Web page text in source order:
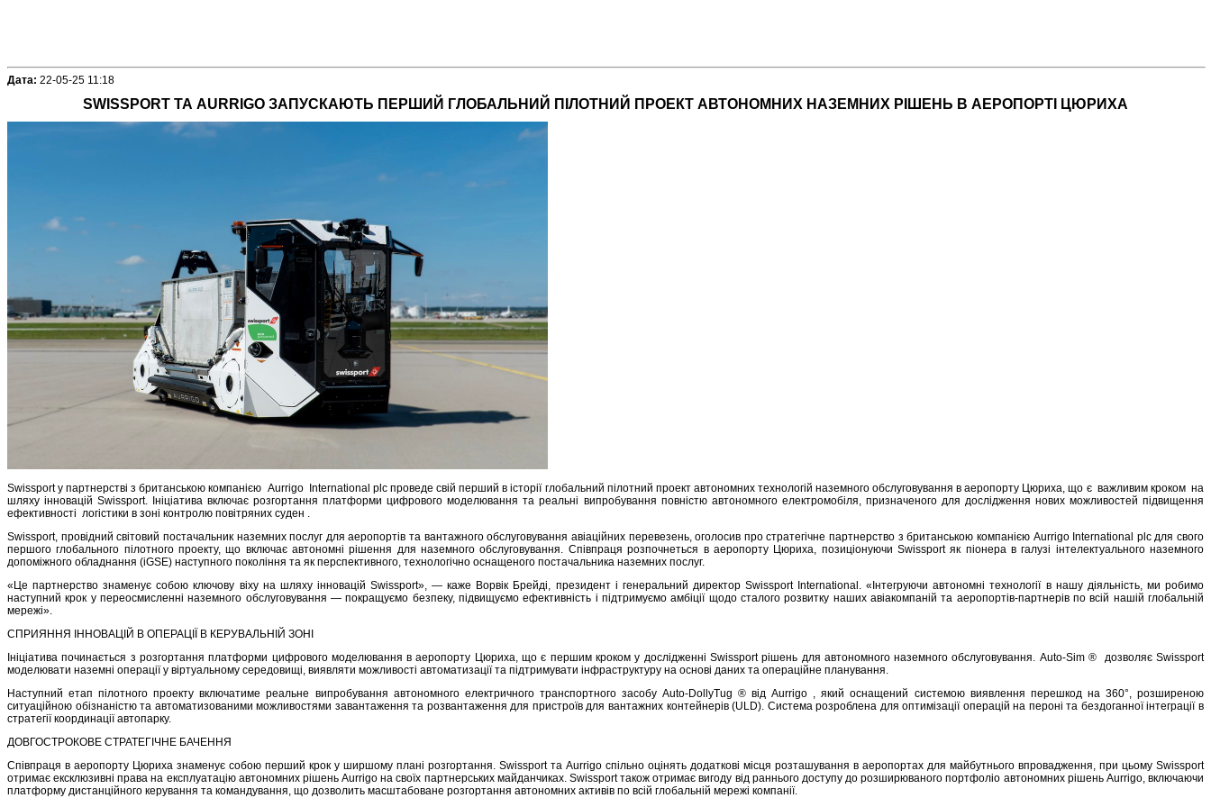
Дата: 22-05-25 11:18
SWISSPORT ТА AURRIGO ЗАПУСКАЮТЬ ПЕРШИЙ ГЛОБАЛЬНИЙ ПІЛОТНИЙ ПРОЕКТ АВТОНОМНИХ НАЗЕМНИХ РІШЕНЬ В АЕРОПОРТІ ЦЮРИХА
Swissport у партнерстві з британською компанією Aurrigo International plc проведе свій перший в історії глобальний пілотний проект автономних технологій наземного обслуговування в аеропорту Цюриха, що є важливим кроком на
шляху інновацій Swissport. Ініціатива включає розгортання платформи цифрового моделювання та реальні випробування повністю автономного електромобіля, призначеного для дослідження нових можливостей підвищення
ефективності логістики в зоні контролю повітряних суден .
Swissport, провідний світовий постачальник наземних послуг для аеропортів та вантажного обслуговування авіаційних перевезень, оголосив про стратегічне партнерство з британською компанією Aurrigo International plc для свого
першого глобального пілотного проекту, що включає автономні рішення для наземного обслуговування. Співпраця розпочнеться в аеропорту Цюриха, позиціонуючи Swissport як піонера в галузі інтелектуального наземного
допоміжного обладнання (iGSE) наступного покоління та як перспективного, технологічно оснащеного постачальника наземних послуг.
«Це партнерство знаменує собою ключову віху на шляху інновацій Swissport», — каже Ворвік Брейді, президент і генеральний директор Swissport International. «Інтегруючи автономні технології в нашу діяльність, ми робимо
наступний крок у переосмисленні наземного обслуговування — покращуємо безпеку, підвищуємо ефективність і підтримуємо амбіції щодо сталого розвитку наших авіакомпаній та аеропортів-партнерів по всій нашій глобальній
мережі».
СПРИЯННЯ ІННОВАЦІЙ В ОПЕРАЦІЇ В КЕРУВАЛЬНІЙ ЗОНІ
Ініціатива починається з розгортання платформи цифрового моделювання в аеропорту Цюриха, що є першим кроком у дослідженні Swissport рішень для автономного наземного обслуговування. Auto-Sim ® дозволяє Swissport
моделювати наземні операції у віртуальному середовищі, виявляти можливості автоматизації та підтримувати інфраструктуру на основі даних та операційне планування.
Наступний етап пілотного проекту включатиме реальне випробування автономного електричного транспортного засобу Auto-DollyTug ® від Aurrigo , який оснащений системою виявлення перешкод на 360°, розширеною
ситуаційною обізнаністю та автоматизованими можливостями завантаження та розвантаження для пристроїв для вантажних контейнерів (ULD). Система розроблена для оптимізації операцій на пероні та бездоганної інтеграції в
стратегії координації автопарку.
ДОВГОСТРОКОВЕ СТРАТЕГІЧНЕ БАЧЕННЯ
Співпраця в аеропорту Цюриха знаменує собою перший крок у ширшому плані розгортання. Swissport та Aurrigo спільно оцінять додаткові місця розташування в аеропортах для майбутнього впровадження, при цьому Swissport
отримає ексклюзивні права на експлуатацію автономних рішень Aurrigo на своїх партнерських майданчиках. Swissport також отримає вигоду від раннього доступу до розширюваного портфоліо автономних рішень Aurrigo, включаючи
платформу дистанційного керування та командування, що дозволить масштабоване розгортання автономних активів по всій глобальній мережі компанії.